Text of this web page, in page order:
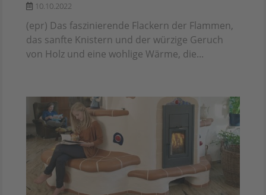
10.10.2022
(epr) Das faszinierende Flackern der Flammen,
das sanfte Knistern und der würzige Geruch
von Holz und eine wohlige Wärme, die...